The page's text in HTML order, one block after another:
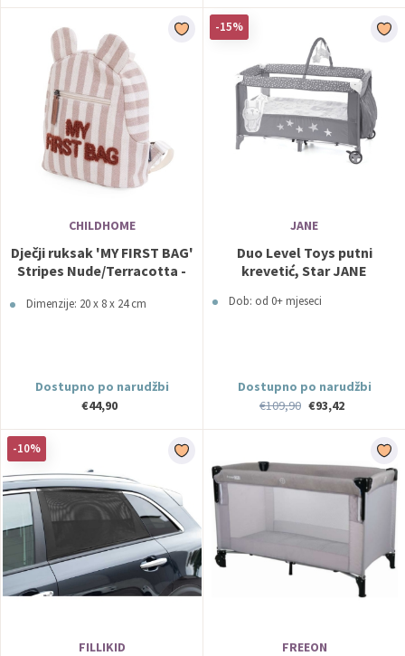
CHILDHOME
Dječji ruksak 'MY FIRST BAG'
Stripes Nude/Terracotta -
Dimenzije: 20 x 8 x 24 cm
Dostupno po narudžbi
€44,90
-15%
JANE
Duo Level Toys putni
krevetić, Star JANE
Dob: od 0+ mjeseci
Dostupno po narudžbi
€109,90 €93,42
-10%
FILLIKID FREEON